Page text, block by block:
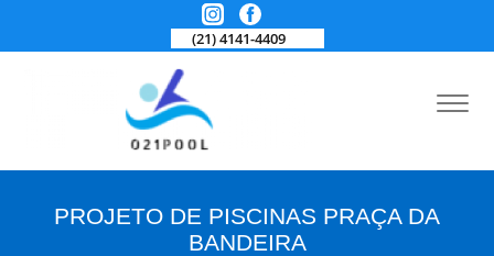
(21) 4141-4409
PROJETO DE PISCINAS PRAÇA DA
BANDEIRA